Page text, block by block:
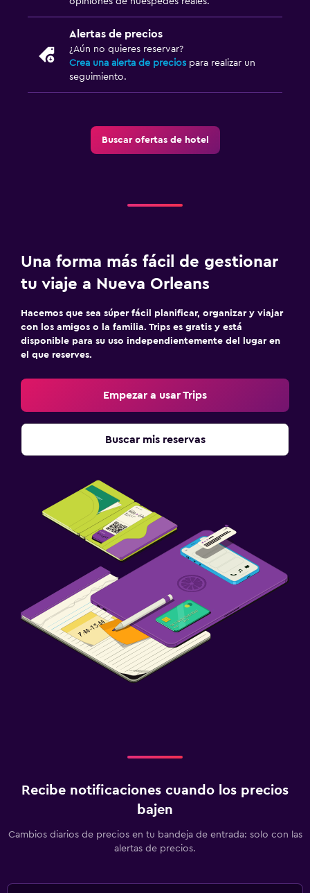
Alertas de precios
¿Aún no quieres reservar?
Crea una alerta de precios para realizar un
seguimiento.
Buscar ofertas de hotel
Una forma más fácil de gestionar
tu viaje a Nueva Orleans
Hacemos que sea súper fácil planificar, organizar y viajar
con los amigos o la familia. Trips es gratis y está
disponible para su uso independientemente del lugar en
el que reserves.
Empezar a usar Trips
Buscar mis reservas
Recibe notificaciones cuando los precios
bajen
Cambios diarios de precios en tu bandeja de entrada: solo con las
alertas de precios.